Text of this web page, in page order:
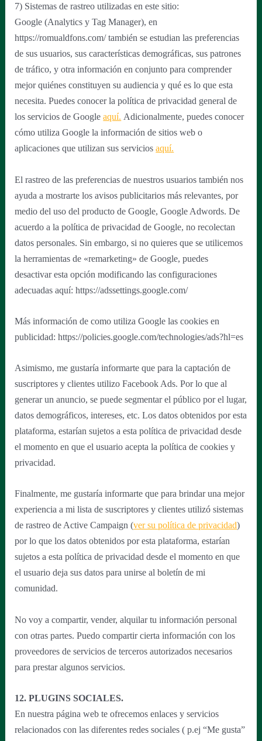
7) Sistemas de rastreo utilizadas en este sitio:
Google (Analytics y Tag Manager), en
https://romualdfons.com/ también se estudian las preferencias
de sus usuarios, sus características demográficas, sus patrones
de tráfico, y otra información en conjunto para comprender
mejor quiénes constituyen su audiencia y qué es lo que esta
necesita. Puedes conocer la política de privacidad general de
los servicios de Googleaquí. Adicionalmente, puedes conocer
cómo utiliza Google la información de sitios web o
aplicaciones que utilizan sus serviciosaquí.
El rastreo de las preferencias de nuestros usuarios también nos
ayuda a mostrarte los avisos publicitarios más relevantes, por
medio del uso del producto de Google, Google Adwords. De
acuerdo a la política de privacidad de Google, no recolectan
datos personales. Sin embargo, si no quieres que se utilicemos
la herramientas de «remarketing» de Google, puedes
desactivar esta opción modificando las configuraciones
adecuadas aquí: https://adssettings.google.com/
Más información de como utiliza Google las cookies en
publicidad: https://policies.google.com/technologies/ads?hl=es
Asimismo, me gustaría informarte que para la captación de
suscriptores y clientes utilizo Facebook Ads. Por lo que al
generar un anuncio, se puede segmentar el público por el lugar,
datos demográficos, intereses, etc. Los datos obtenidos por esta
plataforma, estarían sujetos a esta política de privacidad desde
el momento en que el usuario acepta la política de cookies y
privacidad.
Finalmente, me gustaría informarte que para brindar una mejor
experiencia a mi lista de suscriptores y clientes utilizó sistemas
de rastreo de Active Campaign (ver su política de privacidad)
por lo que los datos obtenidos por esta plataforma, estarían
sujetos a esta política de privacidad desde el momento en que
el usuario deja sus datos para unirse al boletín de mi
comunidad.
No voy a compartir, vender, alquilar tu información personal
con otras partes. Puedo compartir cierta información con los
proveedores de servicios de terceros autorizados necesarios
para prestar algunos servicios.
12. PLUGINS SOCIALES.
En nuestra página web te ofrecemos enlaces y servicios
relacionados con las diferentes redes sociales ( p.ej “Me gusta”